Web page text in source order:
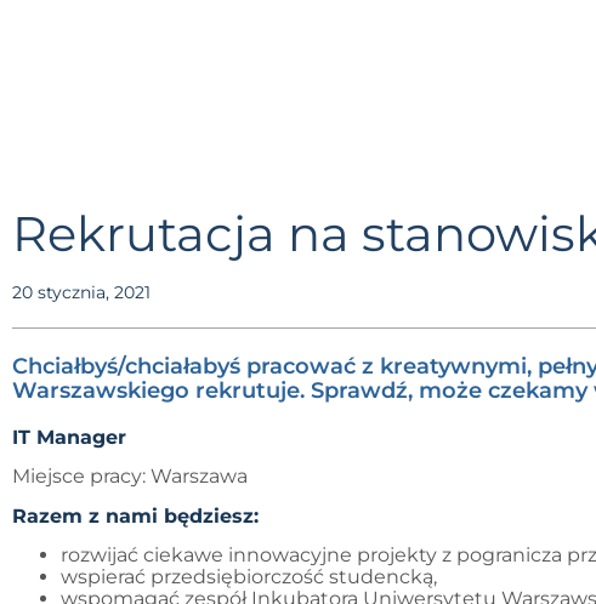
Rekrutacja na
20 stycznia, 2021
Chciałbyś/chciałabyś pracować z kreatywnymi,
Warszawskiego rekrutuje. Sprawdź, może czekamy
IT Manager
Miejsce pracy: Warszawa
Razem z nami będziesz:
rozwijać ciekawe innowacyjne projekty z pogranicza
wspierać przedsiębiorczość studencką,
wspomagać zespół Inkubatora Uniwersytetu